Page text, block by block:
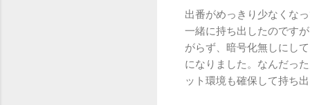
着信専用にしておく）
流れ。 nPOPsなどでの
ンのアドレス用に作成す
SMTPアカウントは必ず
ットしておけば、相手に
出番がめっきり少なくな
一緒に持ち出したのです
がらず、暗号化無しにし
になりました。なんだっ
ット環境も確保して持ち